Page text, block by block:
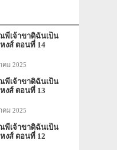
พี่เจ้าขาดิฉันเป็น
งส์ ตอนที่ 14
คม 2025
พี่เจ้าขาดิฉันเป็น
งส์ ตอนที่ 13
คม 2025
พี่เจ้าขาดิฉันเป็น
งส์ ตอนที่ 12